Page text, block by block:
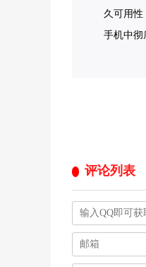
久可用
手机中彻
评论列表